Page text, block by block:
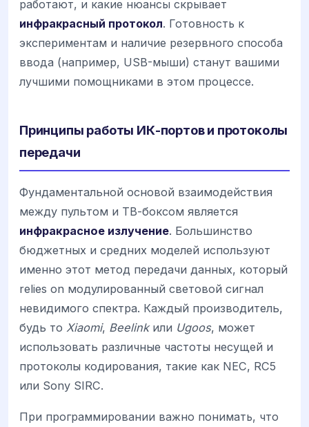
работают, и какие нюансы скрывает
инфракрасный протокол. Готовность к
экспериментам и наличие резервного способа
ввода (например, USB-мыши) станут вашими
лучшими помощниками в этом процессе.
Принципы работы ИК-портов и протоколы
передачи
Фундаментальной основой взаимодействия
между пультом и ТВ-боксом является
инфракрасное излучение. Большинство
бюджетных и средних моделей используют
именно этот метод передачи данных, который
relies on модулированный световой сигнал
невидимого спектра. Каждый производитель,
будь то Xiaomi, Beelinkили Ugoos, может
использовать различные частоты несущей и
протоколы кодирования, такие как NEC, RC5
или Sony SIRC.
При программировании важно понимать, что